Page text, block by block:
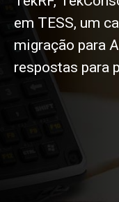
em TESS, um
migração para
respostas para